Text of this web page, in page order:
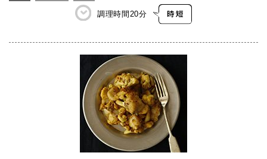
調理時間 20分